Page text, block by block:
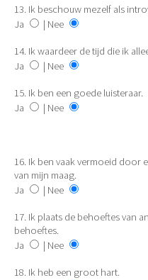
13. Ik beschouw mezelf als
Ja
| Nee
14. Ik waardeer de tijd die ik
Ja
| Nee
15. Ik ben een goede luisteraar.
Ja
| Nee
16. Ik ben vaak vermoeid door
van mijn maag.
Ja
| Nee
17. Ik plaats de behoeftes van
behoeftes.
Ja
| Nee
18. Ik heb een groot hart.